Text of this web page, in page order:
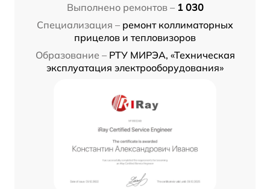
Выполнено ремонтов – 1 030
Специализация – ремонт коллиматорных
прицелов и тепловизоров
Образование – РТУ МИРЭА, «Техническая
эксплуатация электрооборудования»